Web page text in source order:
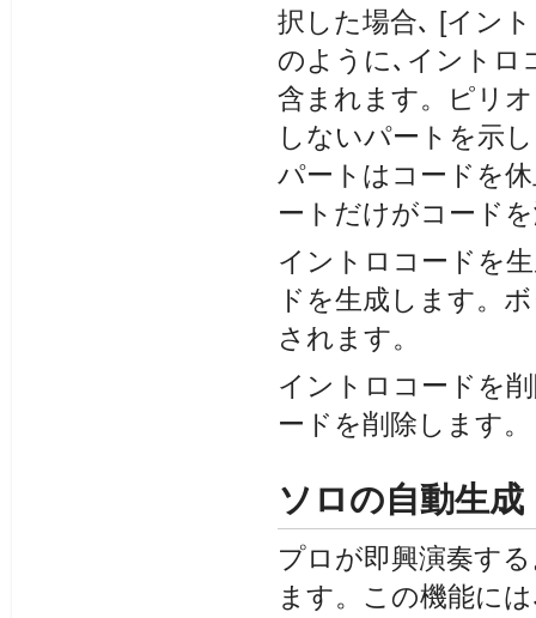
択した場合､ [イン
のように､イントロ
含まれます。ピリ
しないパートを示
パートはコードを
ートだけがコード
イントロコードを
ドを生成します。
されます。
イントロコードを
ードを削除します。
ソロの自動生成
プロが即興演奏す
ます。この機能に